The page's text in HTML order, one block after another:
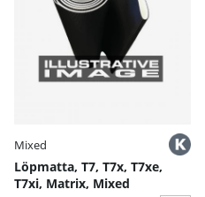
Mixed
Löpmatta, T7, T7x, T7xe,
T7xi, Matrix, Mixed